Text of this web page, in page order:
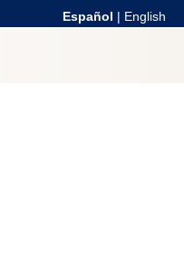
Español | English